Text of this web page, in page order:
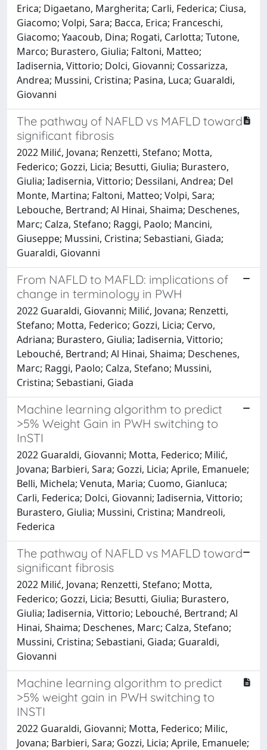
Erica; Digaetano, Margherita; Carli, Federica; Ciusa,
Giacomo; Volpi, Sara; Bacca, Erica; Franceschi,
Giacomo; Yaacoub, Dina; Rogati, Carlotta; Tutone,
Marco; Burastero, Giulia; Faltoni, Matteo;
Iadisernia, Vittorio; Dolci, Giovanni; Cossarizza,
Andrea; Mussini, Cristina; Pasina, Luca; Guaraldi,
Giovanni
The pathway of NAFLD vs MAFLD toward
significant fibrosis
2022 Milić, Jovana; Renzetti, Stefano; Motta,
Federico; Gozzi, Licia; Besutti, Giulia; Burastero,
Giulia; Iadisernia, Vittorio; Dessilani, Andrea; Del
Monte, Martina; Faltoni, Matteo; Volpi, Sara;
Lebouche, Bertrand; Al Hinai, Shaima; Deschenes,
Marc; Calza, Stefano; Raggi, Paolo; Mancini,
Giuseppe; Mussini, Cristina; Sebastiani, Giada;
Guaraldi, Giovanni
From NAFLD to MAFLD: implications of
change in terminology in PWH
2022 Guaraldi, Giovanni; Milić, Jovana; Renzetti,
Stefano; Motta, Federico; Gozzi, Licia; Cervo,
Adriana; Burastero, Giulia; Iadisernia, Vittorio;
Lebouché, Bertrand; Al Hinai, Shaima; Deschenes,
Marc; Raggi, Paolo; Calza, Stefano; Mussini,
Cristina; Sebastiani, Giada
Machine learning algorithm to predict
>5% Weight Gain in PWH switching to
InSTI
2022 Guaraldi, Giovanni; Motta, Federico; Milić,
Jovana; Barbieri, Sara; Gozzi, Licia; Aprile, Emanuele;
Belli, Michela; Venuta, Maria; Cuomo, Gianluca;
Carli, Federica; Dolci, Giovanni; Iadisernia, Vittorio;
Burastero, Giulia; Mussini, Cristina; Mandreoli,
Federica
The pathway of NAFLD vs MAFLD toward
significant fibrosis
2022 Milić, Jovana; Renzetti, Stefano; Motta,
Federico; Gozzi, Licia; Besutti, Giulia; Burastero,
Giulia; Iadisernia, Vittorio; Lebouché, Bertrand; Al
Hinai, Shaima; Deschenes, Marc; Calza, Stefano;
Mussini, Cristina; Sebastiani, Giada; Guaraldi,
Giovanni
Machine learning algorithm to predict
>5% weight gain in PWH switching to
INSTI
2022 Guaraldi, Giovanni; Motta, Federico; Milic,
Jovana; Barbieri, Sara; Gozzi, Licia; Aprile, Emanuele;